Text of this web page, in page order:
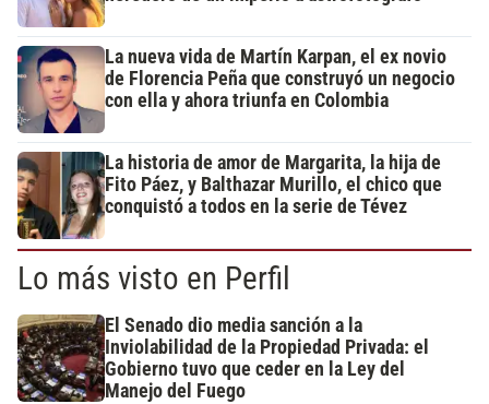
La nueva vida de Martín Karpan, el ex novio
de Florencia Peña que construyó un negocio
con ella y ahora triunfa en Colombia
La historia de amor de Margarita, la hija de
Fito Páez, y Balthazar Murillo, el chico que
conquistó a todos en la serie de Tévez
Lo más visto en Perfil
El Senado dio media sanción a la
Inviolabilidad de la Propiedad Privada: el
Gobierno tuvo que ceder en la Ley del
Manejo del Fuego